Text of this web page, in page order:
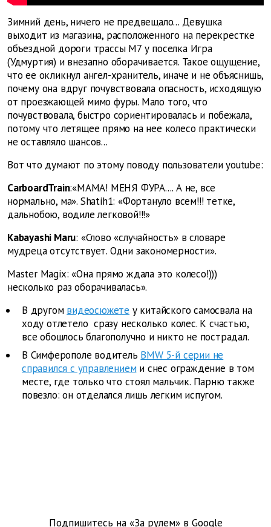
Зимний день, ничего не предвещало... Девушка
выходит из магазина, расположенного на перекрестке
объездной дороги трассы М7 у поселка Игра
(Удмуртия) и внезапно оборачивается. Такое ощущение,
что ее окликнул ангел-хранитель, иначе и не объяснишь,
почему она вдруг почувствовала опасность, исходящую
от проезжающей мимо фуры. Мало того, что
почувствовала, быстро сориентировалась и побежала,
потому что летящее прямо на нее колесо практически
не оставляло шансов...
Вот что думают по этому поводу пользователи youtube:
CarboardTrain:«МАМА! МЕНЯ ФУРА.... А не, все
нормально, ма». Shatih1: «Фортануло всем!!! тетке,
дальнобою, водиле легковой!!!»
Kabayashi Maru: «Слово «случайность» в словаре
мудреца отсутствует. Одни закономерности».
Master Magix: «Она прямо ждала это колесо!)))
несколько раз оборачивалась».
В другом видеосюжете у китайского самосвала на
ходу отлетело сразу несколько колес. К счастью,
все обошлось благополучно и никто не пострадал.
В Симферополе водитель BMW 5-й серии не
справился с управлениеми снес ограждение в том
месте, где только что стоял мальчик. Парню также
повезло: он отделался лишь легким испугом.
Подпишитесь на «За рулем» в Google